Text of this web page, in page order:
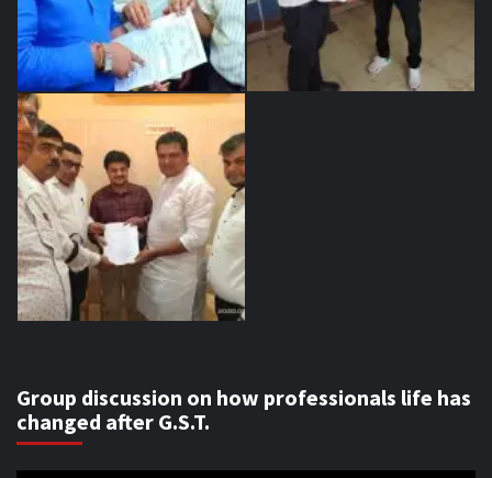
Group discussion on how professionals life has
changed after G.S.T.